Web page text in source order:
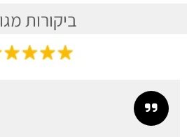
ביקורות